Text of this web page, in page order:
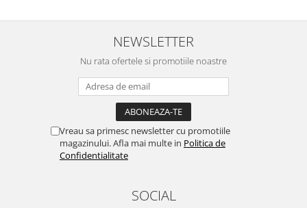
NEWSLETTER
Nu rata ofertele si promotiile noastre
Vreau sa primesc newsletter cu promotiile
magazinului. Afla mai multe in Politica de
Confidentialitate
SOCIAL